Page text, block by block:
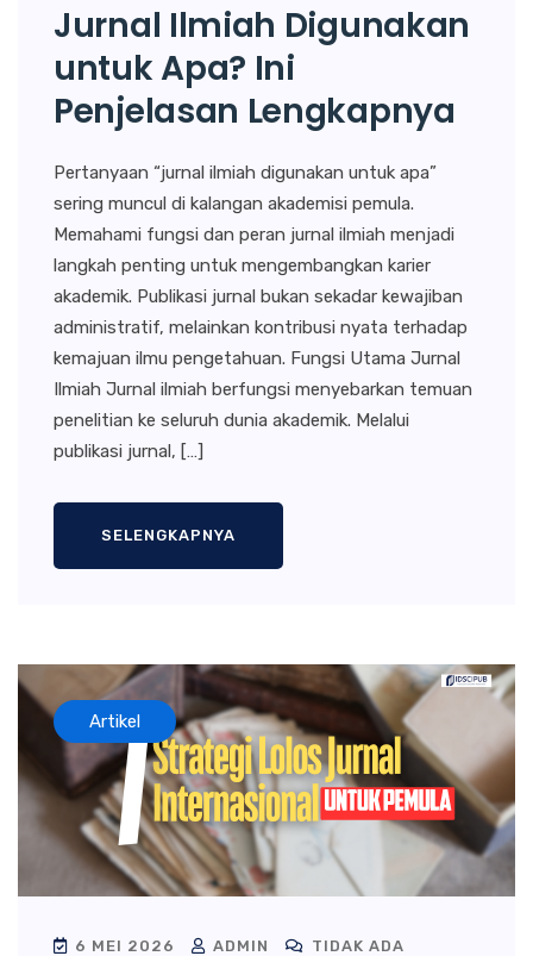
Jurnal Ilmiah Digunakan
untuk Apa? Ini
Penjelasan Lengkapnya
Pertanyaan “jurnal ilmiah digunakan untuk apa”
sering muncul di kalangan akademisi pemula.
Memahami fungsi dan peran jurnal ilmiah menjadi
langkah penting untuk mengembangkan karier
akademik. Publikasi jurnal bukan sekadar kewajiban
administratif, melainkan kontribusi nyata terhadap
kemajuan ilmu pengetahuan. Fungsi Utama Jurnal
Ilmiah Jurnal ilmiah berfungsi menyebarkan temuan
penelitian ke seluruh dunia akademik. Melalui
publikasi jurnal, […]
SELENGKAPNYA
Artikel
6 MEI 2026 ADMIN
TIDAK ADA